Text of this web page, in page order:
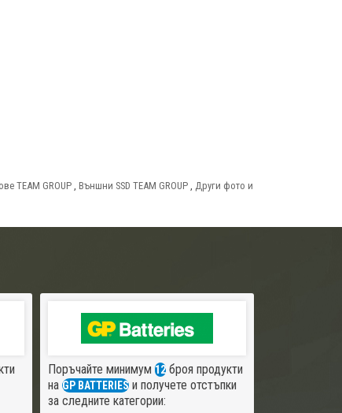
TEAM GROUP Външни SSD TEAM GROUP
Други фото и
Поръчайте минимум 12броя продукти
на GP BATTERIESи получете отстъпки
за следните категории: